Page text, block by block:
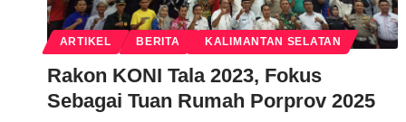
ARTIKEL BERITA KALIMANTAN SELATAN
Rakon KONI Tala 2023, Fokus
Sebagai Tuan Rumah Porprov 2025